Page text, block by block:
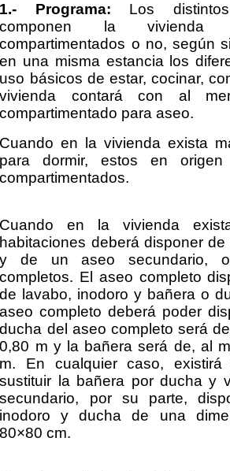
1.- Programa: Los
componen la vivienda
compartimentados o no, según
en una misma estancia los
uso básicos de estar, cocinar,
vivienda contará con al
compartimentado para aseo.
Cuando en la vivienda exista
para dormir, estos en origen
compartimentados.
Cuando en la vivienda
habitaciones deberá disponer
y de un aseo secundario,
completos. El aseo completo
de lavabo, inodoro y bañera o
aseo completo deberá poder
ducha del aseo completo será
0,80 m y la bañera será de, al
m. En cualquier caso,
sustituir la bañera por ducha y
secundario, por su parte,
inodoro y ducha de una
80×80 cm.